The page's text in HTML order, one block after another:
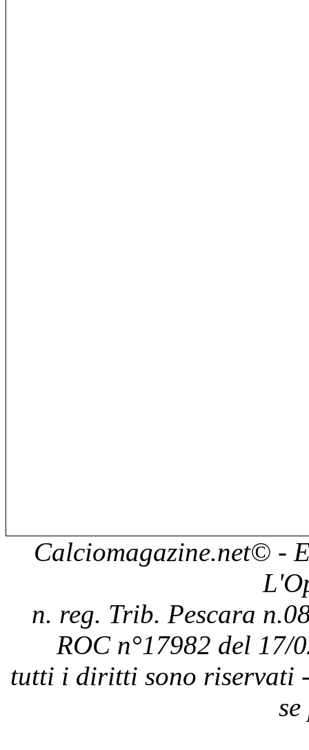
Calciomagazine.net© -
n. reg. Trib. Pescara
ROC n°17982 del 17/
tutti i diritti sono riservati